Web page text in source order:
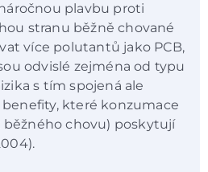
plavbu proti
stranu běžně chované
více polutantů jako PCB,
odvislé zejména od typu
s tím spojená ale
které konzumace
běžného chovu) poskytují